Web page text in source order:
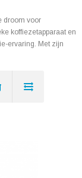
droom voor
koffiezetapparaat en
ervaring. Met zijn